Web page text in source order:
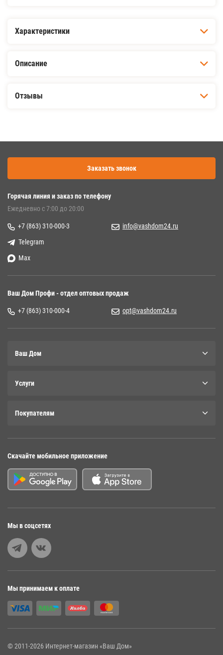
Характеристики
Описание
Отзывы
Заказать звонок
Горячая линия и заказ по телефону
Ежедневно с 7:00 до 20:00
+7 (863) 310-000-3
info@vashdom24.ru
Telegram
Max
Ваш Дом Профи - отдел оптовых продаж
+7 (863) 310-000-4 opt@vashdom24.ru
Ваш Дом
Услуги
Покупателям
Скачайте мобильное приложение
Мы в соцсетях
Мы принимаем к оплате
© 2011-2026 Интернет-магазин «Ваш Дом»